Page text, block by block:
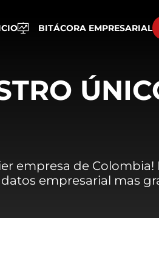
BITÁCORA EMPRESARIAL
empresa de
empresarial mas